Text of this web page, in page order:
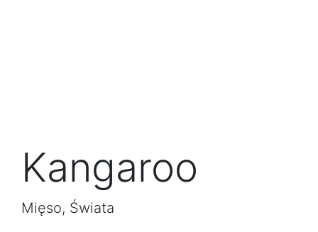
Kangaroo
Mięso, Świata